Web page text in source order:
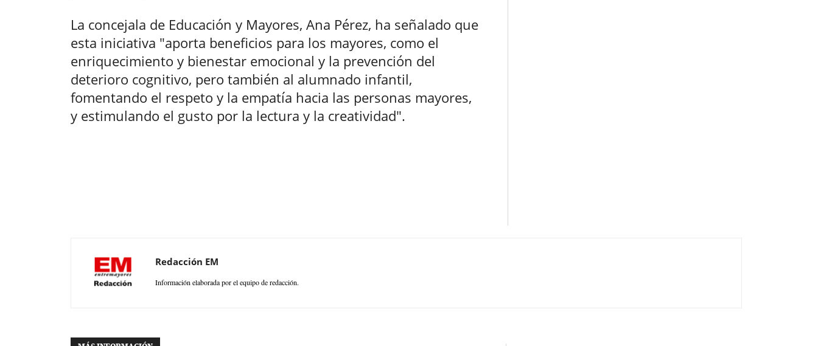
La concejala de Educación y Mayores, Ana Pérez, ha señalado que
esta iniciativa "aporta beneficios para los mayores, como el
enriquecimiento y bienestar emocional y la prevención del
deterioro cognitivo, pero también al alumnado infantil,
fomentando el respeto y la empatía hacia las personas mayores,
y estimulando el gusto por la lectura y la creatividad".
Redacción EM
Información elaborada por el equipo de redacción.